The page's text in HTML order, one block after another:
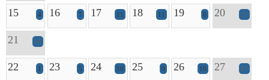
15 4 16 7 17 11 18 11 19 8 20 22
21 18
22 1 23 5 24 10 25 9 26 10 27 27